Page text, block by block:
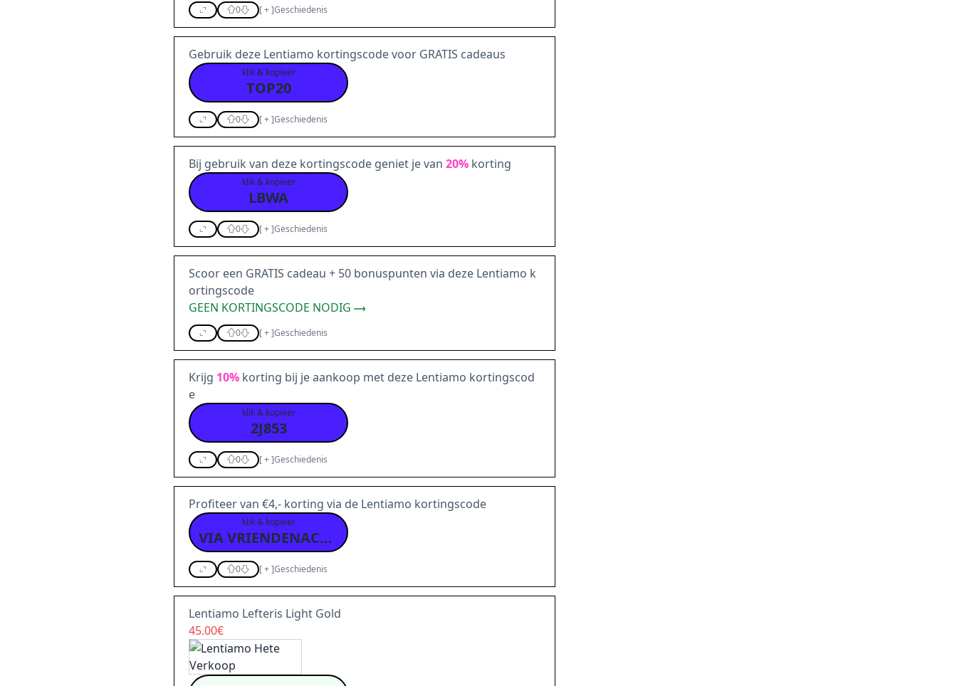
0 [+]Geschiedenis
Gebruik deze Lentiamo kortingscode voor GRATIS cadeaus
klik & kopieer
TOP20
0 [+]Geschiedenis
Bij gebruik van deze kortingscode geniet je van 20% korting
klik & kopieer
LBWA
0 [+]Geschiedenis
Scoor een GRATIS cadeau + 50 bonuspunten via deze Lentiamo k
ortingscode
GEEN KORTINGSCODE NODIG
0 [+]Geschiedenis
Krijg 10% korting bij je aankoop met deze Lentiamo kortingscod
e
klik & kopieer
2J853
0 [+]Geschiedenis
Profiteer van €4,- korting via de Lentiamo kortingscode
klik & kopieer
VIA VRIENDENACTIE
0 [+]Geschiedenis
Lentiamo Lefteris Light Gold
45.00€